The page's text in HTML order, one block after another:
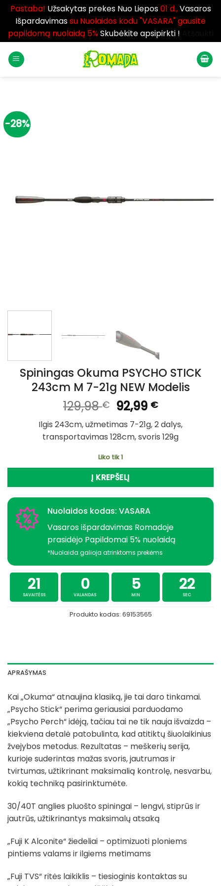
Pastaba! Užsakytas prekes Nuo Liepos01 d.,Vasaros
Išpardavimassu Nuolaidos kodu "VASARA" gausite
papildomą nuolaidą 5%Skubėkite apsipirkti !
-28%
Spiningas Okuma PSYCHO STICK
243cm M 7-21g NEW Modelis
129,98€ Original
price
was:
129,98 €.
92,99 €Current
price
is:
92,99 €.
Ilgis 243cm, užmetimas 7-21g, 2 dalys,
transportavimas 128cm, svoris 129g
Liko tik 1
Į KREPŠELĮ
Nuolaidos kodas: VASARA
Vasaros išpardavimas Romadoje
prasidėjo Papildomai 5% nuolaidą
*Nuolaida galioja atrinktoms prekėms
21
SAVAITĖSS
0
VALANDAS
5
MIN
22
SEC
Produkto kodas: 69153565
APRAŠYMAS
Kai „Okuma“ atnaujina klasiką, jie tai daro tinkamai.
„Psycho Stick“ perima geriausiai parduodamo
„Psycho Perch“ idėją, tačiau tai ne tik nauja išvaizda –
kiekviena detalė patobulinta, kad atitiktų šiuolaikinius
žvejybos metodus. Rezultatas – meškerių serija,
kurioje suderintas mažas svoris, jautrumas ir
tvirtumas, užtikrinant maksimalią kontrolę, nesvarbu,
kokią techniką pasirinktumėte.
30/40T anglies pluošto spiningai – lengvi, stiprūs ir
jautrūs, užtikrinantys maksimalų atsaką
„Fuji K Alconite“ žiedeliai – optimizuoti ploniems
pintiems valams ir ilgiems metimams
„Fuji TVS“ ritės laikiklis – tiesioginis kontaktas su